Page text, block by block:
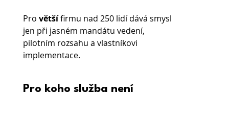
Pro větší firmu nad 250 lidí dává smysl
jen při jasném mandátu vedení,
pilotním rozsahu a vlastníkovi
implementace.
Pro koho služba není